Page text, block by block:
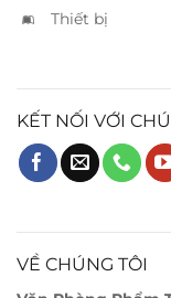
Thiết bị
KẾT NỐI VỚI
VỀ CHÚNG TÔI